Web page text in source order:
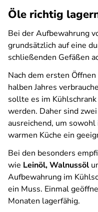
Öle richtig
Bei der Aufbewahrung
grundsätzlich auf eine
schließenden Gefäßen
Nach dem ersten
halben Jahres
sollte es im
werden. Daher sind
ausreichend, um
warmen Küche ein
Bei den besonders
wie Leinöl, Walnussöl
Aufbewahrung im
ein Muss. Einmal
Monaten lagerfähig.